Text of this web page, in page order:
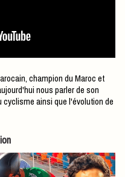
nous parler de son
ainsi que l'évolution de